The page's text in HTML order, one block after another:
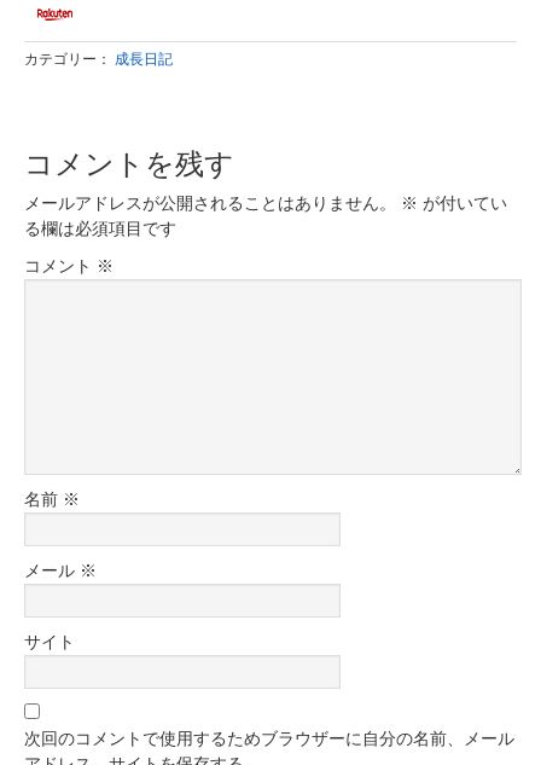
カテゴリー： 成長日記
コメントを残す
メールアドレスが公開されることはありません。 ※ が付いてい
る欄は必須項目です
コメント ※
名前 ※
メール ※
サイト
次回のコメントで使用するためブラウザーに自分の名前、メール